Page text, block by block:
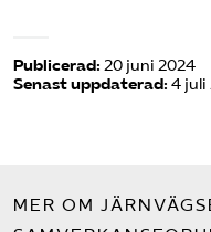
Publicerad: 20 juni 2024
Senast uppdaterad: 4 juli
MER OM